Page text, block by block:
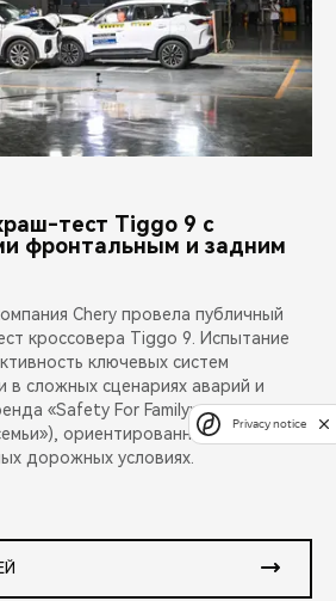
тест Tiggo 9 с
фронтальным и задним
Chery провела публичный
кроссовера Tiggo 9. Испытание
ключевых систем
в сложных сценариях аварий и
«Safety For Family»
ориентированный на защиту
дорожных условиях.
Privacy notice